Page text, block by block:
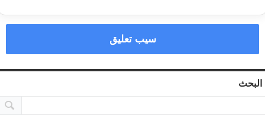
سيب تعليق
البحث